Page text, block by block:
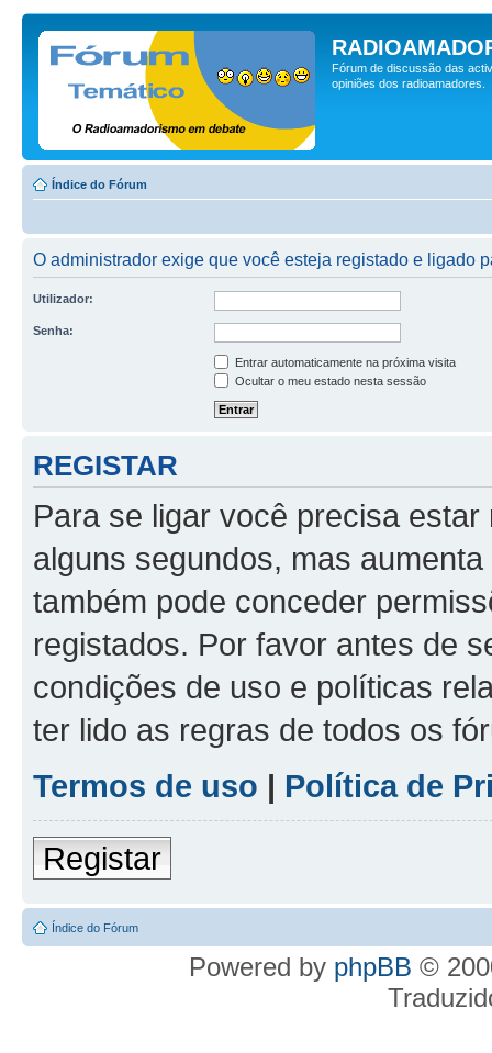
Fórum de discussão das
opiniões dos radioamadores.
Índice do Fórum
O administrador exige que você esteja registado e ligado
Utilizador:
Senha:
Entrar automaticamente na próxima visita
Ocultar o meu estado nesta sessão
REGISTAR
Para se ligar você precisa
alguns segundos, mas
também pode conceder
registados. Por favor antes de
condições de uso e políticas
ter lido as regras de todos os
Termos de uso | Política de
Registar
Índice do Fórum
Powered by phpBB ©